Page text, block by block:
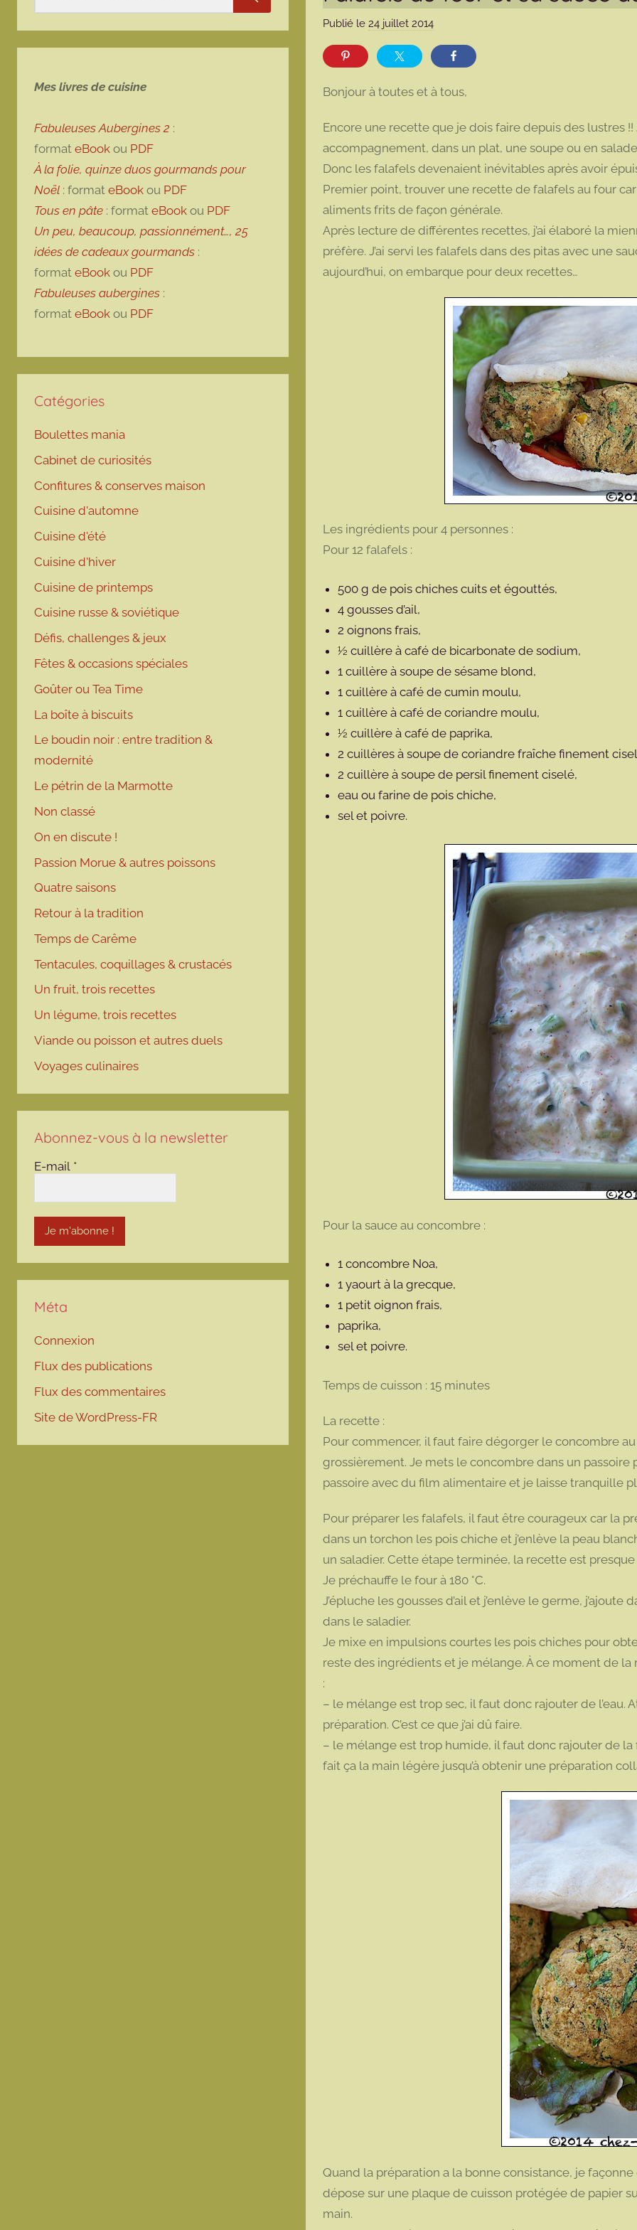
Publié le 24 juillet 2014p
r
a
m
o
t
t
e
Bonjour à toutes et à tous,
Encore une recette que je dois faire depuis des lustres
accompagnement, dans un plat, une soupe ou en
Donc les falafels devenaient inévitables après avoir
Premier point, trouver une recette de falafels au four
aliments frits de façon générale.
Après lecture de différentes recettes, j’ai élaboré la
préfère. J’ai servi les falafels dans des pitas avec une
aujourd’hui, on embarque pour deux recettes…
Les ingrédients pour 4 personnes :
Pour 12 falafels :
500 g de pois chiches cuits et égouttés,
4 gousses d’ail,
2 oignons frais,
½ cuillère à café de bicarbonate de sodium,
1 cuillère à soupe de sésame blond,
1 cuillère à café de cumin moulu,
1 cuillère à café de coriandre moulu,
½ cuillère à café de paprika,
2 cuillères à soupe de coriandre fraîche finement
2 cuillère à soupe de persil finement ciselé,
eau ou farine de pois chiche,
sel et poivre.
Pour la sauce au concombre :
1 concombre Noa,
1 yaourt à la grecque,
1 petit oignon frais,
paprika,
sel et poivre.
Temps de cuisson : 15 minutes
La recette :
Pour commencer, il faut faire dégorger le concombre
grossièrement. Je mets le concombre dans un passoire
passoire avec du film alimentaire et je laisse tranquille
Pour préparer les falafels, il faut être courageux car la
dans un torchon les pois chiche et j’enlève la peau
un saladier. Cette étape terminée, la recette est
Je préchauffe le four à 180 °C.
J’épluche les gousses d’ail et j’enlève le germe, j’ajoute
dans le saladier.
Je mixe en impulsions courtes les pois chiches pour
reste des ingrédients et je mélange. À ce moment de
:
– le mélange est trop sec, il faut donc rajouter de l’eau.
préparation. C’est ce que j’ai dû faire.
– le mélange est trop humide, il faut donc rajouter de
fait ça la main légère jusqu’à obtenir une préparation
Quand la préparation a la bonne consistance, je
dépose sur une plaque de cuisson protégée de papier
main.
Rechercher
Mes livres de cuisine
Fabuleuses Aubergines 2 :
format eBook ou PDF
À la folie, quinze duos gourmands pour
Noël : format eBook ou PDF
Tous en pâte : format eBook ou PDF
Un peu, beaucoup, passionnément…, 25
idées de cadeaux gourmands :
format eBook ou PDF
Fabuleuses aubergines :
format eBook ou PDF
Catégories
Boulettes mania
Cabinet de curiosités
Confitures & conserves maison
Cuisine d'automne
Cuisine d'été
Cuisine d'hiver
Cuisine de printemps
Cuisine russe & soviétique
Défis, challenges & jeux
Fêtes & occasions spéciales
Goûter ou Tea Time
La boîte à biscuits
Le boudin noir : entre tradition &
modernité
Le pétrin de la Marmotte
Non classé
On en discute !
Passion Morue & autres poissons
Quatre saisons
Retour à la tradition
Temps de Carême
Tentacules, coquillages & crustacés
Un fruit, trois recettes
Un légume, trois recettes
Viande ou poisson et autres duels
Voyages culinaires
Abonnez-vous à la newsletter
E-mail *
Méta
Connexion
Flux des publications
Flux des commentaires
Site de WordPress-FR